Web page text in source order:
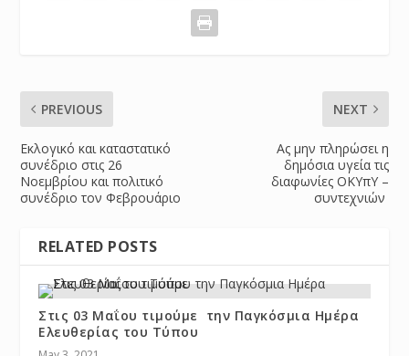
PREVIOUS
Εκλογικό και καταστατικό
συνέδριο στις 26
Νοεμβρίου και πολιτικό
συνέδριο τον Φεβρουάριο
NEXT
Ας μην πληρώσει η
δημόσια υγεία τις
διαφωνίες ΟΚΥπΥ –
συντεχνιών
RELATED POSTS
Στις 03 Μαΐου τιμούμε την Παγκόσμια Ημέρα
Ελευθερίας του Τύπου